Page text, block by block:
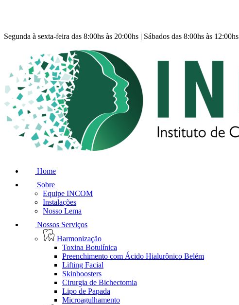
Segunda à sexta-feira das 8:00hs às 20:00hs | Sábados das 8:00hs às 12:00hs
Home
Sobre
Equipe INCOM
Instalações
Nosso Lema
Nossos Serviços
Harmonização
Toxina Botulínica
Preenchimento com Ácido Hialurônico Belém
Lifting Facial
Skinboosters
Cirurgia de Bichectomia
Lipo de Papada
Microagulhamento